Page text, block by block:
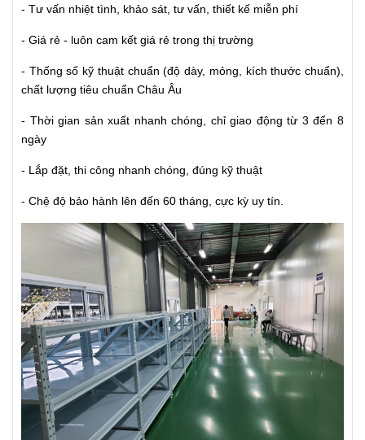
- Tư vấn nhiệt tình, khảo sát, tư vấn, thiết kế miễn phí
- Giá rẻ - luôn cam kết giá rẻ trong thị trường
- Thống số kỹ thuật chuẩn (độ dày, mỏng, kích thước chuẩn),
chất lượng tiêu chuẩn Châu Âu
- Thời gian sản xuất nhanh chóng, chỉ giao động từ 3 đến 8
ngày
- Lắp đặt, thi công nhanh chóng, đúng kỹ thuật
- Chệ độ bảo hành lên đến 60 tháng, cực kỳ uy tín.